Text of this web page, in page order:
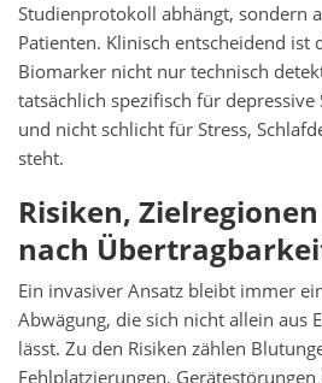
Studienprotokoll abhängt, sondern
Patienten. Klinisch entscheidend ist
Biomarker nicht nur technisch
tatsächlich spezifisch für
und nicht schlicht für Stress,
steht.
Risiken,
nach
Ein invasiver Ansatz bleibt immer
Abwägung, die sich nicht allein aus
lässt. Zu den Risiken zählen
Fehlplatzierungen,